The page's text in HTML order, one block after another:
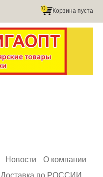
Корзина пуста
0
Новости
О компании
Доставка по РОССИИ